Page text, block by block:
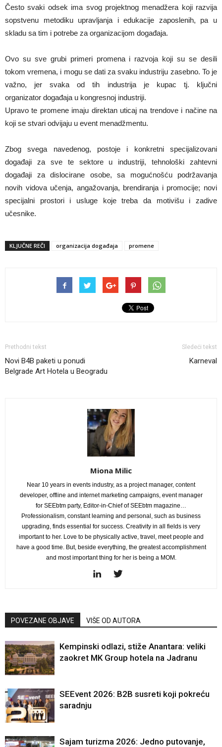
Često svaki odsek ima svog projektnog menadžera koji razvija
sopstvenu metodiku upravljanja i edukacije zaposlenih, pa u
skladu sa tim i potrebe za organizacijom događaja.
Ovo su sve grubi primeri promena i razvoja koji su se desili
tokom vremena, i mogu se dati za svaku industriju zasebno. To je
važno, jer svaka od tih industrija je kupac tj. ključni
organizator događaja u kongresnoj industriji.
Upravo te promene imaju direktan uticaj na trendove i načine na
koji se stvari odvijaju u event menadžmentu.
Zbog svega navedenog, postoje i konkretni specijalizovani
događaji za sve te sektore u industriji, tehnološki zahtevni
događaji za dislocirane osobe, sa mogućnošću podržavanja
novih vidova učenja, angažovanja, brendiranja i promocije; novi
specijalni prostori i usluge koje treba da motivišu i zadive
učesnike.
KLJUČNE REČI organizacija događaja promene
Prethodni tekst
Novi B4B paketi u ponudi
Belgrade Art Hotela u Beogradu
Sledeći tekst
Karneval
Miona Milic
Near 10 years in events industry, as a project manager, content
developer, offline and internet marketing campaigns, event manager
for SEEbtm party, Editor-in-Chief of SEEbtm magazine…
Professionalism, constant learning and personal, such as business
upgrading, finds essential for success. Creativity in all fields is very
important to her. Love to be physically active, travel, meet people and
have a good time. But, beside everything, the greatest accomplishment
and most important thing for her is being a MOM.
POVEZANE OBJAVE VIŠE OD AUTORA
Kempinski odlazi, stiže Anantara: veliki
zaokret MK Group hotela na Jadranu
SEEvent 2026: B2B susreti koji pokreću
saradnju
Sajam turizma 2026: Jedno putovanje,